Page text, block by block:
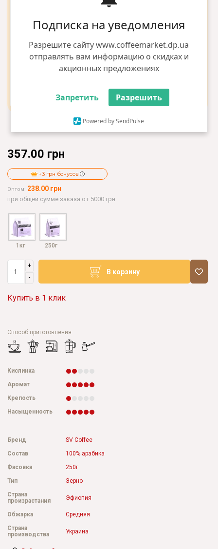
Подписка на уведомления
Разрешите сайту www.coffeemarket.dp.ua
отправлять вам информацию о скидках и
акционных предложениях
Запретить Разрешить
Powered by SendPulse
357.00 грн
+3 грн бонусов
Оптом: 238.00 грн
при общей сумме заказа от 5000 грн
1кг 250г
+
-
В корзину
Купить в 1 клик
Способ приготовления
Кислинка
Аромат
Крепость
Насыщенность
Бренд
SV Coffee
Состав
100% арабика
Фасовка
250г
Тип
Зерно
Страна
произрастания
Эфиопия
Обжарка
Средняя
Страна
производства
Украина